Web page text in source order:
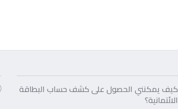
كيف يمكنني الحصول على كشف حساب البطاقة
الائتمانية؟